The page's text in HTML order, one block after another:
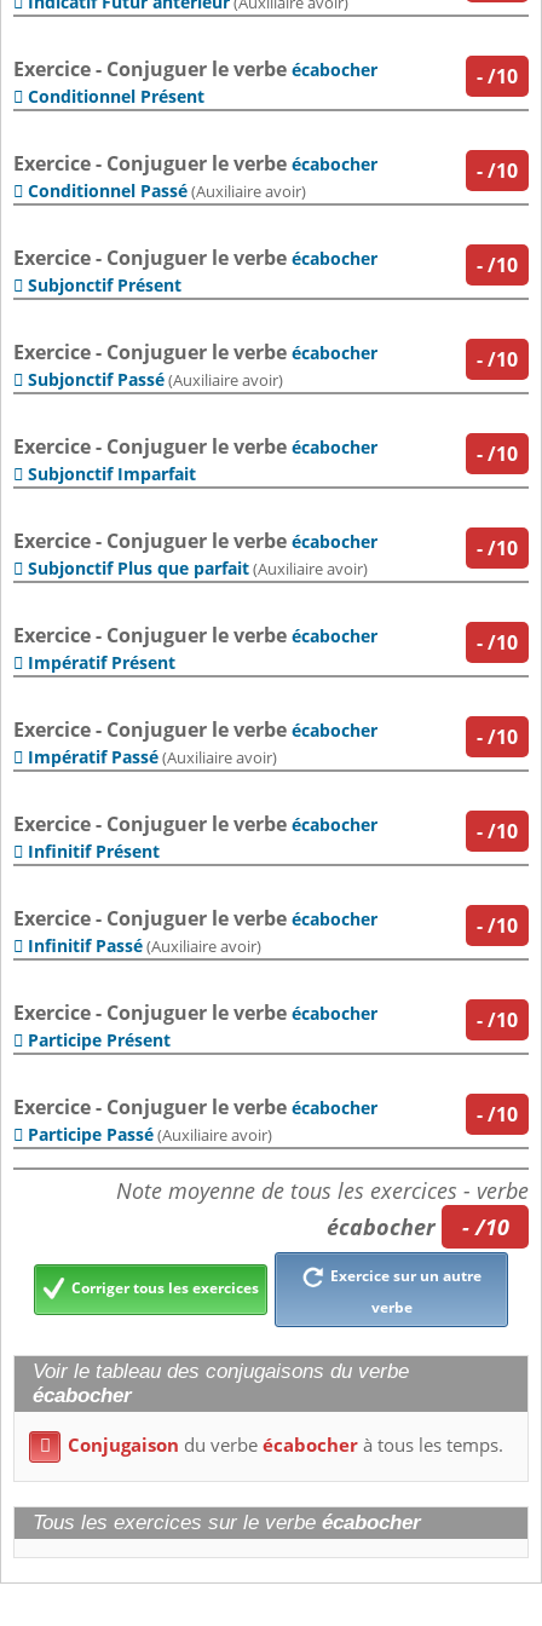
-/10
Exercice - Conjuguer le verbe écabocher
 Conditionnel Présent
-/10
Exercice - Conjuguer le verbe écabocher
 Conditionnel Passé(Auxiliaire avoir)
-/10
Exercice - Conjuguer le verbe écabocher
 Subjonctif Présent
-/10
Exercice - Conjuguer le verbe écabocher
 Subjonctif Passé(Auxiliaire avoir)
-/10
Exercice - Conjuguer le verbe écabocher
 Subjonctif Imparfait
-/10
Exercice - Conjuguer le verbe écabocher
 Subjonctif Plus que parfait(Auxiliaire avoir)
-/10
Exercice - Conjuguer le verbe écabocher
 Impératif Présent
-/10
Exercice - Conjuguer le verbe écabocher
 Impératif Passé(Auxiliaire avoir)
-/10
Exercice - Conjuguer le verbe écabocher
 Infinitif Présent
-/10
Exercice - Conjuguer le verbe écabocher
 Infinitif Passé(Auxiliaire avoir)
-/10
Exercice - Conjuguer le verbe écabocher
 Participe Présent
-/10
Exercice - Conjuguer le verbe écabocher
 Participe Passé(Auxiliaire avoir)
Note moyenne de tous les exercices - verbe
écabocher
- /10
Corriger tous les exercices
Exercice sur un autre
verbe
Voir le tableau des conjugaisons du verbe
écabocher
 Conjugaison du verbeécabocherà tous les temps.
Tous les exercices sur le verbe écabocher